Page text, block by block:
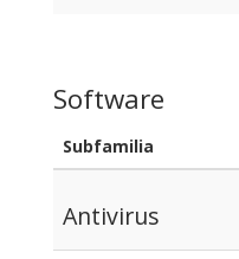
Software
Subfamilia
Antivirus